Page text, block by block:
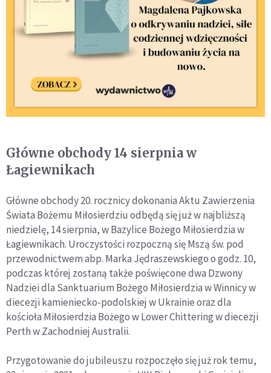
Główne obchody 14 sierpnia w
Łagiewnikach
Główne obchody 20. rocznicy dokonania Aktu Zawierzenia
Świata Bożemu Miłosierdziu odbędą się już w najbliższą
niedzielę, 14 sierpnia, w Bazylice Bożego Miłosierdzia w
Łagiewnikach. Uroczystości rozpoczną się Mszą św. pod
przewodnictwem abp. Marka Jędraszewskiego o godz. 10,
podczas której zostaną także poświęcone dwa Dzwony
Nadziei dla Sanktuarium Bożego Miłosierdzia w Winnicy w
diecezji kamieniecko-podolskiej w Ukrainie oraz dla
kościoła Miłosierdzia Bożego w Lower Chittering w diecezji
Perth w Zachodniej Australii.
Przygotowanie do jubileuszu rozpoczęło się już rok temu,